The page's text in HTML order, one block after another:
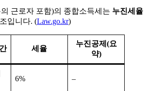
근로자 포함)의 종합소득세는 누진세율
입니다. (Law.go.kr)
세율
누진공제(요
약)
6% –